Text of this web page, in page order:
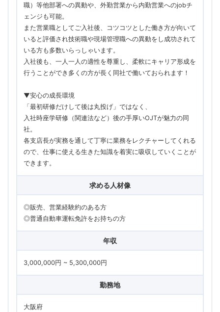
職）等他部署への異動や、外勤営業から内勤営業へのjobチ
ェンジも可能。
また営業職としてご入社後、コツコツとした働き方が向いて
いると評価され技術職や現場管理職への異動をし成功されて
いる方も多数いらっしゃいます。
入社後も、一人一人の適性を尊重し、柔軟にキャリア形成を
行うことができ多くの方が長く同社で働いておられます！
▼安心の成長環境
「最初研修だけして後は丸投げ」ではなく、
入社時座学研修（関連法など）後の手厚いOJTが魅力の同
社。
各支店長が実務を通して丁寧に業務をレクチャーしてくれる
ので、仕事に使える生きた知識を着実に吸収していくことが
できます。
求める人材像
◎販売、営業経験約のある方
◎普通自動車運転免許をお持ちの方
年収
3,000,000円 ~ 5,300,000円
勤務地
大阪府